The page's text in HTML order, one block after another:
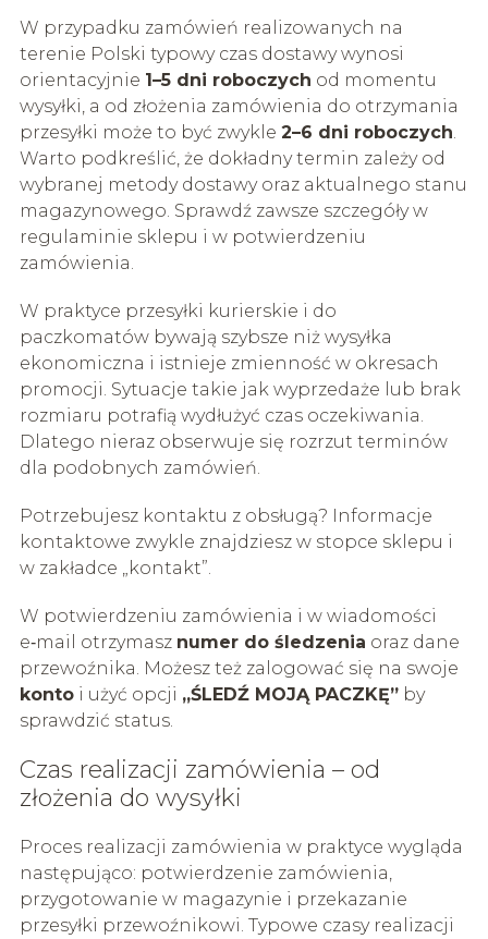
W przypadku zamówień realizowanych na
terenie Polski typowy czas dostawy wynosi
orientacyjnie 1–5 dni roboczych od momentu
wysyłki, a od złożenia zamówienia do otrzymania
przesyłki może to być zwykle 2–6 dni roboczych.
Warto podkreślić, że dokładny termin zależy od
wybranej metody dostawy oraz aktualnego stanu
magazynowego. Sprawdź zawsze szczegóły w
regulaminie sklepu i w potwierdzeniu
zamówienia.
W praktyce przesyłki kurierskie i do
paczkomatów bywają szybsze niż wysyłka
ekonomiczna i istnieje zmienność w okresach
promocji. Sytuacje takie jak wyprzedaże lub brak
rozmiaru potrafią wydłużyć czas oczekiwania.
Dlatego nieraz obserwuje się rozrzut terminów
dla podobnych zamówień.
Potrzebujesz kontaktu z obsługą? Informacje
kontaktowe zwykle znajdziesz w stopce sklepu i
w zakładce „kontakt”.
W potwierdzeniu zamówienia i w wiadomości
e‑mail otrzymasz numer do śledzenia oraz dane
przewoźnika. Możesz też zalogować się na swoje
kontoi użyć opcji „ŚLEDŹ MOJĄ PACZKĘ”by
sprawdzić status.
Czas realizacji zamówienia – od
złożenia do wysyłki
Proces realizacji zamówienia w praktyce wygląda
następująco: potwierdzenie zamówienia,
przygotowanie w magazynie i przekazanie
przesyłki przewoźnikowi. Typowe czasy realizacji